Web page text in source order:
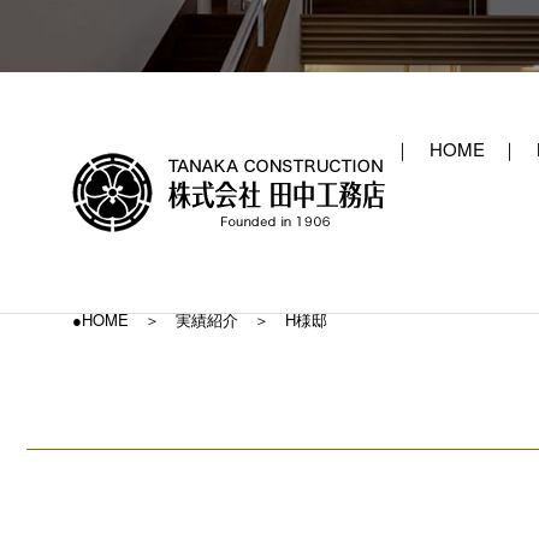
HOME
●HOME 実績紹介 H様邸